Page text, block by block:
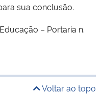
e Comunicações
sua conclusão.
– Portaria n.
Voltar ao topo